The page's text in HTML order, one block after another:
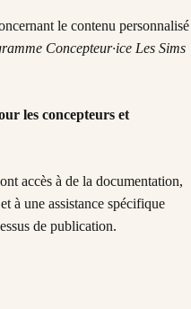
le contenu personnalisé
Concepteur·ice Les Sims
les concepteurs et
accès à de la documentation,
à une assistance spécifique
de publication.